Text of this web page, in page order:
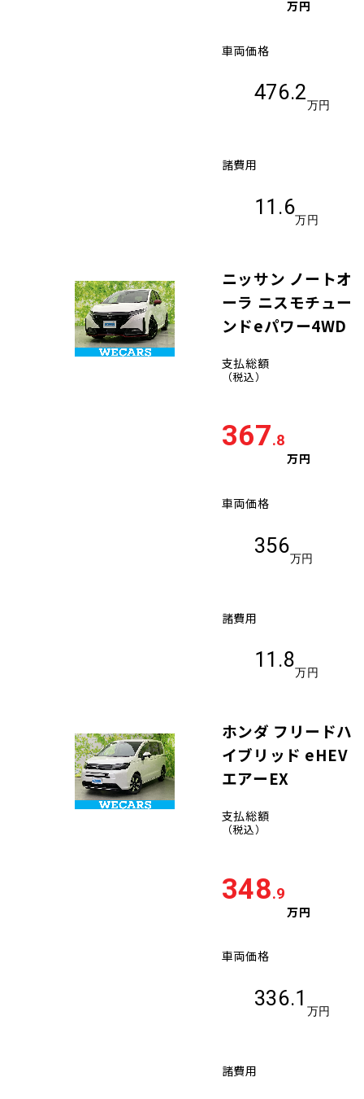
万円
車両価格
476.2
万円
諸費用
11.6
万円
ニッサン ノートオ
ーラ ニスモチュー
ンドeパワー4WD
支払総額
（税込）
367.8
万円
車両価格
356
万円
諸費用
11.8
万円
ホンダ フリードハ
イブリッド eHEV
エアーEX
支払総額
（税込）
348.9
万円
車両価格
336.1
万円
諸費用